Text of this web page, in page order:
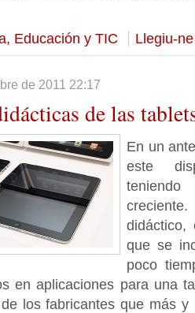
Educación y TIC Llegiu-
de 2011 22:17
de las
En un
este
didáctico,
que se
poco
en aplicaciones para una
los fabricantes que más y